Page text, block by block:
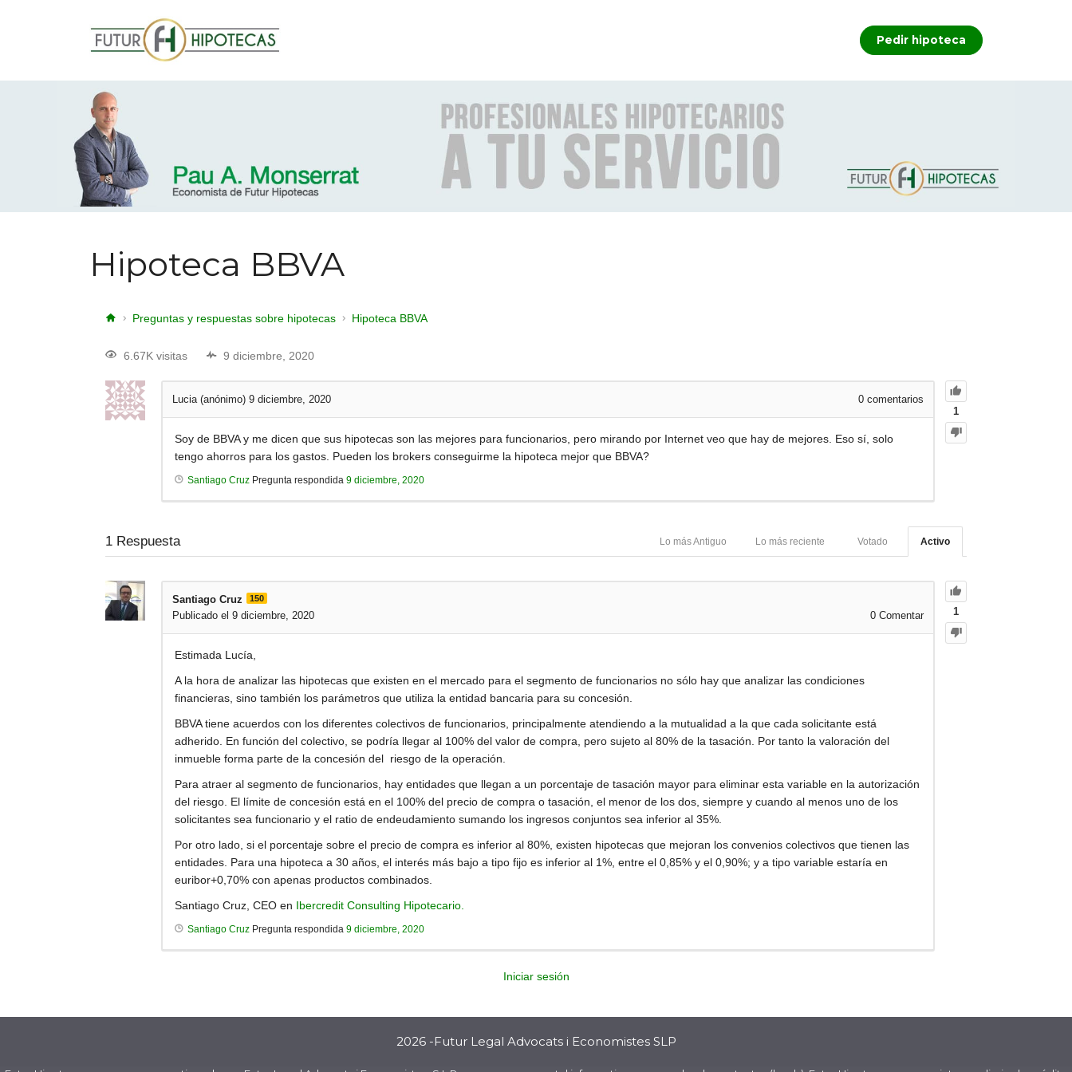
Pedir hipoteca
Hipoteca BBVA
Preguntas y respuestas sobre hipotecas Hipoteca BBVA
6.67K visitas 9 diciembre, 2020
1
Lucia (anónimo) 9 diciembre, 2020 0 comentarios
Soy de BBVA y me dicen que sus hipotecas son las mejores para funcionarios, pero mirando por Internet veo que hay de mejores. Eso sí, solo
tengo ahorros para los gastos. Pueden los brokers conseguirme la hipoteca mejor que BBVA?
Santiago Cruz Pregunta respondida 9 diciembre, 2020
1 Respuesta Activo
Votado
Lo más reciente
Lo más Antiguo
1
Santiago Cruz 150
Publicado el 9 diciembre, 2020 0 Comentar
Estimada Lucía,
A la hora de analizar las hipotecas que existen en el mercado para el segmento de funcionarios no sólo hay que analizar las condiciones
financieras, sino también los parámetros que utiliza la entidad bancaria para su concesión.
BBVA tiene acuerdos con los diferentes colectivos de funcionarios, principalmente atendiendo a la mutualidad a la que cada solicitante está
adherido. En función del colectivo, se podría llegar al 100% del valor de compra, pero sujeto al 80% de la tasación. Por tanto la valoración del
inmueble forma parte de la concesión del riesgo de la operación.
Para atraer al segmento de funcionarios, hay entidades que llegan a un porcentaje de tasación mayor para eliminar esta variable en la autorización
del riesgo. El límite de concesión está en el 100% del precio de compra o tasación, el menor de los dos, siempre y cuando al menos uno de los
solicitantes sea funcionario y el ratio de endeudamiento sumando los ingresos conjuntos sea inferior al 35%.
Por otro lado, si el porcentaje sobre el precio de compra es inferior al 80%, existen hipotecas que mejoran los convenios colectivos que tienen las
entidades. Para una hipoteca a 30 años, el interés más bajo a tipo fijo es inferior al 1%, entre el 0,85% y el 0,90%; y a tipo variable estaría en
euribor+0,70% con apenas productos combinados.
Santiago Cruz, CEO en Ibercredit Consulting Hipotecario.
Santiago Cruz Pregunta respondida 9 diciembre, 2020
Iniciar sesión
2026 -Futur Legal Advocats i Economistes SLP